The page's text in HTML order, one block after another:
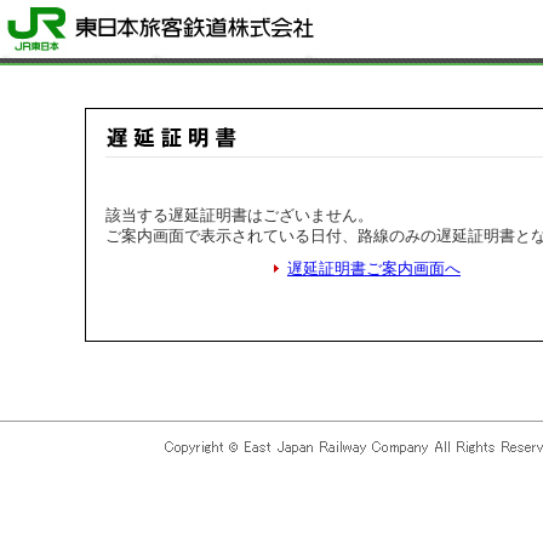
該当する遅延証明書はございません。
ご案内画面で表示されている日付、路線のみの遅延証明書と
遅延証明書ご案内画面へ